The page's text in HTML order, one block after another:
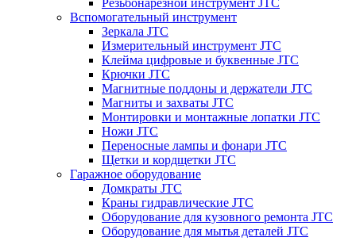
Вспомогательный инструмент
Зеркала JTC
Измерительный инструмент JTC
Клейма цифровые и буквенные JTC
Крючки JTC
Магнитные поддоны и держатели JTC
Магниты и захваты JTC
Монтировки и монтажные лопатки JTC
Ножи JTC
Переносные лампы и фонари JTC
Щетки и кордщетки JTC
Гаражное оборудование
Домкраты JTC
Краны гидравлические JTC
Оборудование для кузовного ремонта JTC
Оборудование для мытья деталей JTC